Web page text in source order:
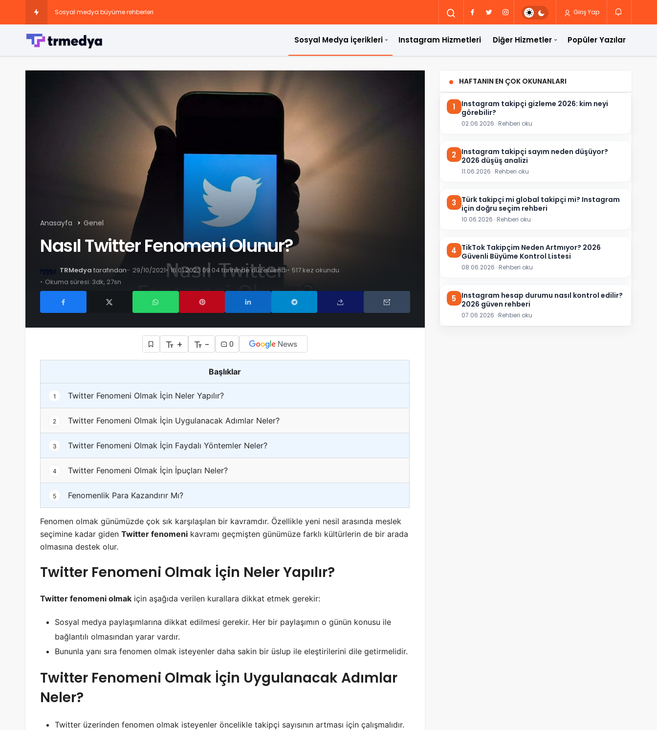
Sosyal medya büyüme rehberleri Giriş Yap
Sosyal Medya İçerikleri Instagram Hizmetleri Diğer Hizmetler Popüler Yazılar
Anasayfa Genel
Nasıl Twitter Fenomeni Olunur?
TRMedya tarafından 29/10/2021 16.01.2023 09:04 tarihinde düzenlendi 517 kez okundu
Okuma süresi: 3dk, 27sn
+ - 0
Başlıklar
1 Twitter Fenomeni Olmak İçin Neler Yapılır?
2 Twitter Fenomeni Olmak İçin Uygulanacak Adımlar Neler?
3 Twitter Fenomeni Olmak İçin Faydalı Yöntemler Neler?
4 Twitter Fenomeni Olmak İçin İpuçları Neler?
5 Fenomenlik Para Kazandırır Mı?
Fenomen olmak günümüzde çok sık karşılaşılan bir kavramdır. Özellikle yeni nesil arasında meslek
seçimine kadar giden Twitter fenomeni kavramı geçmişten günümüze farklı kültürlerin de bir arada
olmasına destek olur.
Twitter Fenomeni Olmak İçin Neler Yapılır?
Twitter fenomeni olmak için aşağıda verilen kurallara dikkat etmek gerekir:
Sosyal medya paylaşımlarına dikkat edilmesi gerekir. Her bir paylaşımın o günün konusu ile
bağlantılı olmasından yarar vardır.
Bununla yanı sıra fenomen olmak isteyenler daha sakin bir üslup ile eleştirilerini dile getirmelidir.
Twitter Fenomeni Olmak İçin Uygulanacak Adımlar
Neler?
Twitter üzerinden fenomen olmak isteyenler öncelikle takipçi sayısının artması için çalışmalıdır.
HAFTANIN EN ÇOK OKUNANLARI
1
Instagram takipçi gizleme 2026: kim neyi
görebilir?
02.06.2026 · Rehberi oku
2 Instagram takipçi sayım neden düşüyor?
2026 düşüş analizi
11.06.2026 · Rehberi oku
3 Türk takipçi mi global takipçi mi? Instagram
için doğru seçim rehberi
10.06.2026 · Rehberi oku
4 TikTok Takipçim Neden Artmıyor? 2026
Güvenli Büyüme Kontrol Listesi
08.06.2026 · Rehberi oku
5 Instagram hesap durumu nasıl kontrol edilir?
2026 güven rehberi
07.06.2026 · Rehberi oku